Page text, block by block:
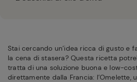
Stai cercando un’idea ricca di gusto e
la cena di stasera? Questa ricetta
tratta di una soluzione buona e low-
direttamente dalla Francia: l’Omelette,